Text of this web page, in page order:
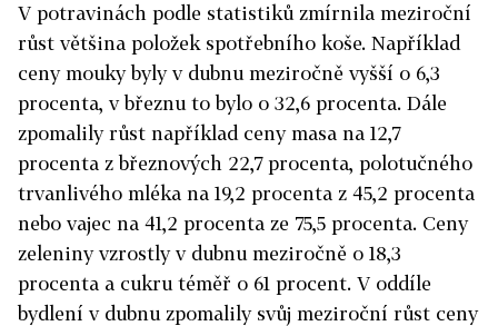
V potravinách podle statistiků zmírnila meziroční
růst většina položek spotřebního koše. Například
ceny mouky byly v dubnu meziročně vyšší o 6,3
procenta, v březnu to bylo o 32,6 procenta. Dále
zpomalily růst například ceny masa na 12,7
procenta z březnových 22,7 procenta, polotučného
trvanlivého mléka na 19,2 procenta z 45,2 procenta
nebo vajec na 41,2 procenta ze 75,5 procenta. Ceny
zeleniny vzrostly v dubnu meziročně o 18,3
procenta a cukru téměř o 61 procent. V oddíle
bydlení v dubnu zpomalily svůj meziroční růst ceny